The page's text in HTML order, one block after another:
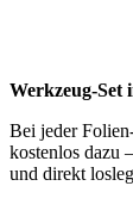
Werkzeug-Set
Bei jeder
kostenlos dazu
und direkt